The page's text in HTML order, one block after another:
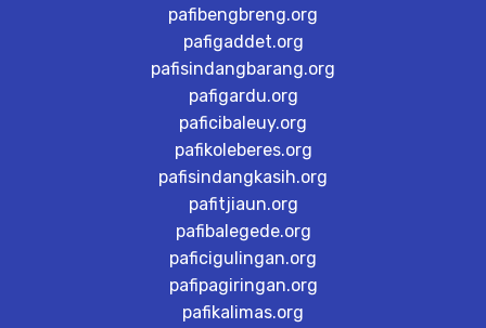
pafibengbreng.org
pafigaddet.org
pafisindangbarang.org
pafigardu.org
paficibaleuy.org
pafikoleberes.org
pafisindangkasih.org
pafitjiaun.org
pafibalegede.org
paficigulingan.org
pafipagiringan.org
pafikalimas.org